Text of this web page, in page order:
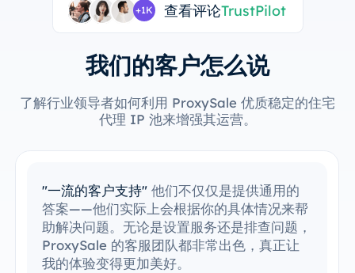
+1K 查看评论TrustPilot
我们的客户怎么说
了解行业领导者如何利用 ProxySale 优质稳定的住宅
代理 IP 池来增强其运营。
"轻松集成现有工具"我已经轻松地将
ProxySale 集成到我的现有工作流程中。设
置过程非常简单直观，我能够毫无问题地运行
一切。ProxySale 与我现有工具的兼容性使
其变得异常方便和高效。这是我工作流中完美